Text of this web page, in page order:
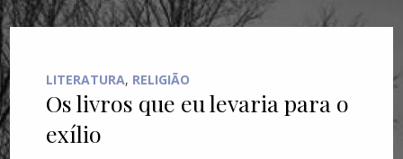
LITERATURA, RELIGIÃO
Os livros que eu levaria para o
exílio